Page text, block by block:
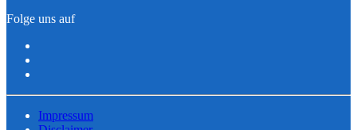
Folge uns auf
Impressum